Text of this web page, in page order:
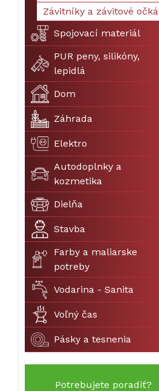
Závitníky a závitové očká
Spojovací materiál
PUR peny, silikóny,
lepidlá
Dom
Záhrada
Elektro
Autodoplnky a
kozmetika
Dielňa
Stavba
Farby a maliarske
potreby
Vodarina - Sanita
Voľný čas
Pásky a tesnenia
Potrebujete poradiť?